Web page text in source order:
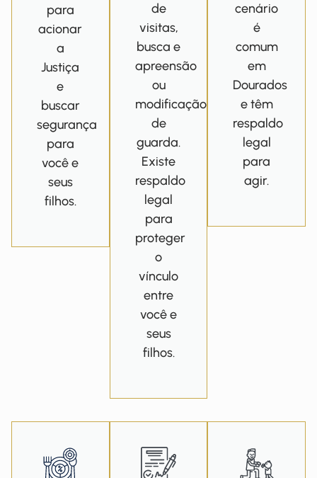
para
acionar
a
Justiça
e
buscar
segurança
para
você e
seus
filhos.
de
visitas,
busca e
apreensão
ou
modificação
de
guarda.
Existe
respaldo
legal
para
proteger
o
vínculo
entre
você e
seus
filhos.
cenário
é
comum
em
Dourados
e têm
respaldo
legal
para
agir.